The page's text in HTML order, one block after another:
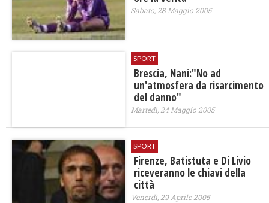
Sabato, 28 Maggio 2005
SPORT
Brescia, Nani:"No ad
un'atmosfera da risarcimento
del danno"
Martedì, 24 Maggio 2005
SPORT
Firenze, Batistuta e Di Livio
riceveranno le chiavi della
città
Venerdì, 29 Aprile 2005